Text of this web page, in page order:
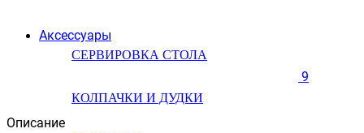
Аксессуары
СЕРВИРОВКА СТОЛА
КОЛПАЧКИ И ДУДКИ
9
Описание